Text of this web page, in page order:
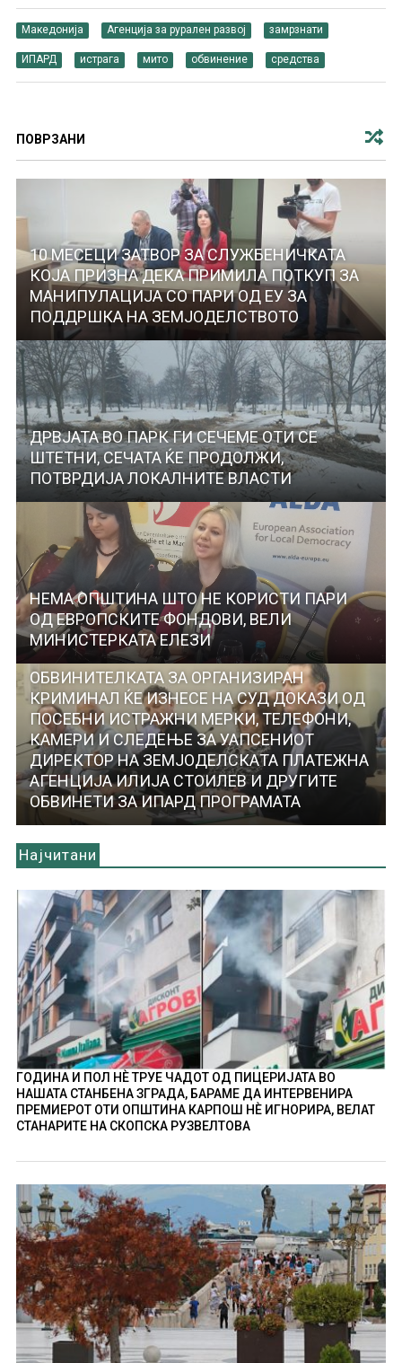
Македонија Агенција за рурален развој замрзнати
ИПАРД истрага мито обвинение средства
ПОВРЗАНИ
10 МЕСЕЦИ ЗАТВОР ЗА СЛУЖБЕНИЧКАТА
КОЈА ПРИЗНА ДЕКА ПРИМИЛА ПОТКУП ЗА
МАНИПУЛАЦИЈА СО ПАРИ ОД ЕУ ЗА
ПОДДРШКА НА ЗЕМЈОДЕЛСТВОТО
ДРВЈАТА ВО ПАРК ГИ СЕЧЕМЕ ОТИ СЕ
ШТЕТНИ, СЕЧАТА ЌЕ ПРОДОЛЖИ,
ПОТВРДИЈА ЛОКАЛНИТЕ ВЛАСТИ
НЕМА ОПШТИНА ШТО НЕ КОРИСТИ ПАРИ
ОД ЕВРОПСКИТЕ ФОНДОВИ, ВЕЛИ
МИНИСТЕРКАТА ЕЛЕЗИ
ОБВИНИТЕЛКАТА ЗА ОРГАНИЗИРАН
КРИМИНАЛ ЌЕ ИЗНЕСЕ НА СУД ДОКАЗИ ОД
ПОСЕБНИ ИСТРАЖНИ МЕРКИ, ТЕЛЕФОНИ,
КАМЕРИ И СЛЕДЕЊЕ ЗА УАПСЕНИОТ
ДИРЕКТОР НА ЗЕМЈОДЕЛСКAТА ПЛАТЕЖНА
АГЕНЦИЈА ИЛИЈА СТОИЛЕВ И ДРУГИТЕ
OБВИНЕТИ ЗА ИПАРД ПРОГРАМАТА
Најчитани
ГОДИНА И ПОЛ НÈ ТРУЕ ЧАДОТ ОД ПИЦЕРИЈАТА ВО
НАШАТА СТАНБЕНА ЗГРАДА, БАРАМЕ ДА ИНТЕРВЕНИРА
ПРЕМИЕРОТ ОТИ ОПШТИНА КАРПОШ НÈ ИГНОРИРА, ВЕЛАТ
СТАНАРИТЕ НА СКОПСКА РУЗВЕЛТОВА